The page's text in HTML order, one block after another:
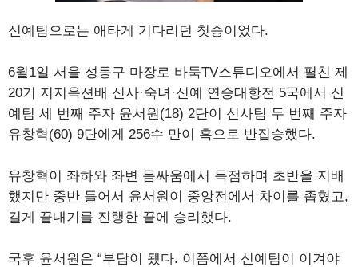
신예팀으로는 애타게 기다리던 첫승이었다.
6월1일 서울 성동구 마장로 바둑TV스튜디오에서 펼친 제
20기 지지옥션배 신사·숙녀·신예 연승대항전 5국에서 신
예팀 세 번째 주자 윤서원(18) 2단이 신사팀 두 번째 주자
유창혁(60) 9단에게 256수 만이 흑으로 반집승했다.
유창혁이 좌하와 좌변 몸싸움에서 득점하며 초반을 지배
했지만 중반 들어서 윤서원이 중앙전에서 차이를 좁혔고,
길게 끝내기를 진행한 끝에 승리했다.
국후 윤서원은 “부담이 됐다. 이쯤에서 신예팀이 이겨야